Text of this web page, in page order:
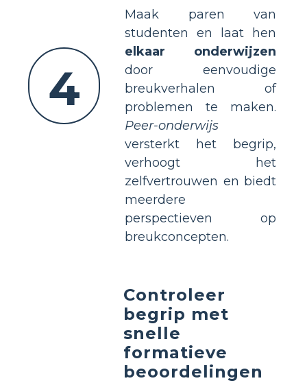
4
Maak paren van
studenten en laat hen
elkaar onderwijzen
door eenvoudige
breukverhalen of
problemen te maken.
Peer-onderwijs
versterkt het begrip,
verhoogt het
zelfvertrouwen en biedt
meerdere
perspectieven op
breukconcepten.
Controleer
begrip met
snelle
formatieve
beoordelingen